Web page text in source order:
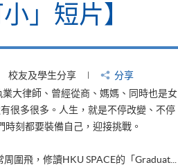
」短片】
校友及學生分享
分享
大律師、曾經從商、媽媽、同時也是女
很多很多。人生，就是不停改變、不停
刻都要裝備自己，迎接挑戰。
圍飛，修讀HKU SPACE的「Graduat...